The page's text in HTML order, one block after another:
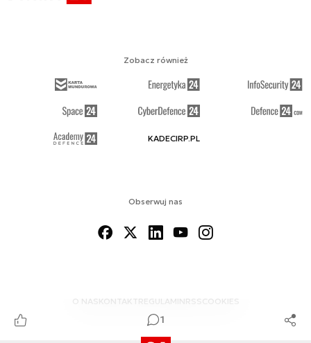
1
Obserwuj nas
O NAS KONTAKTREGULAMINRSS COOKIES
Zobacz również
KADECIRP.PL